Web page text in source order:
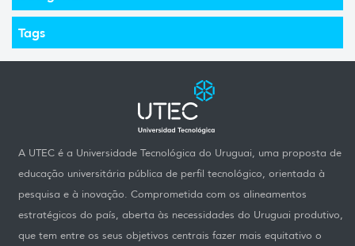
Tags
A UTEC é a Universidade Tecnológica do Uruguai, uma proposta de
educação universitária pública de perfil tecnológico, orientada à
pesquisa e à inovação. Comprometida com os alineamentos
estratégicos do país, aberta às necessidades do Uruguai produtivo,
que tem entre os seus objetivos centrais fazer mais equitativo o